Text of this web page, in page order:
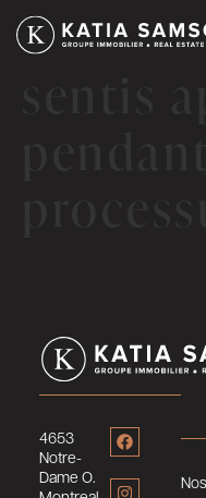
Nous
4653
Notre-
Dame O.
Nos